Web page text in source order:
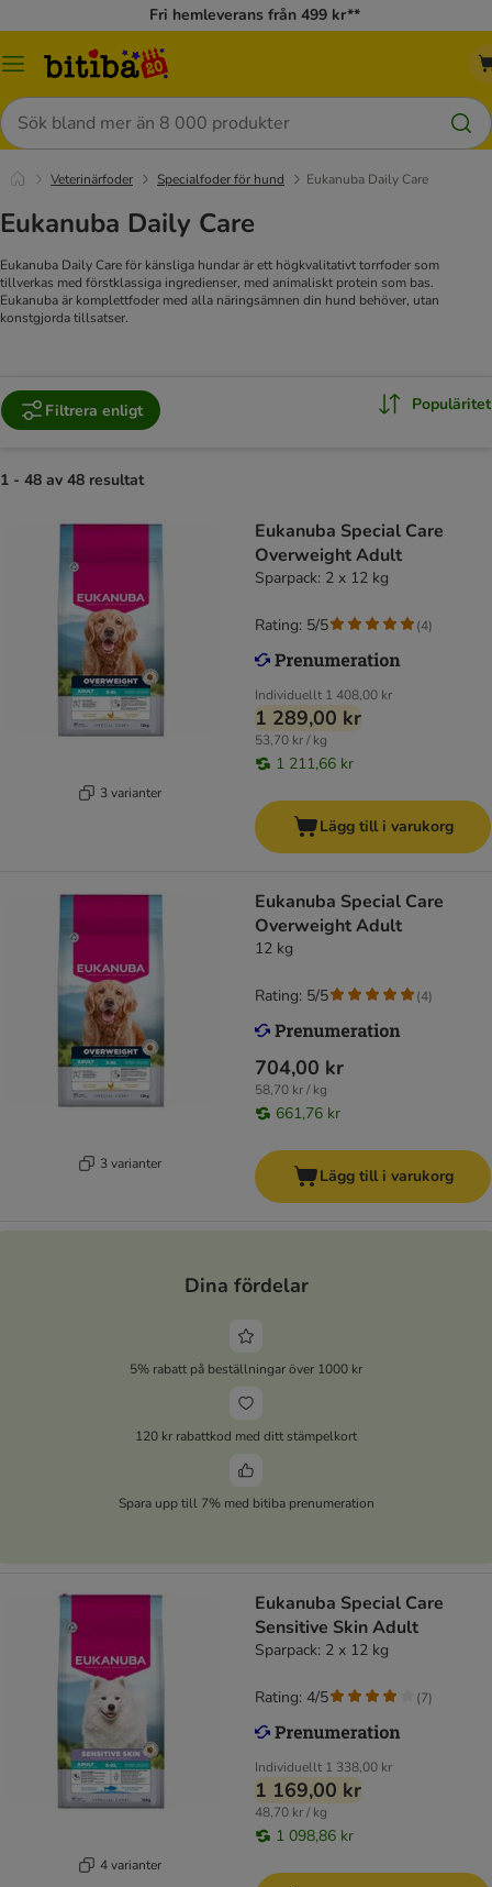
Fri hemleverans från 499 kr**
Meny
Sök
Veterinärfoder Specialfoder för hund Eukanuba Daily Care
Eukanuba Daily Care
Eukanuba Daily Care för känsliga hundar är ett högkvalitativt torrfoder som
tillverkas med förstklassiga ingredienser, med animaliskt protein som bas.
Eukanuba är komplettfoder med alla näringsämnen din hund behöver, utan
konstgjorda tillsatser.
Filtrera enligt Populäritet
1 - 48 av 48 resultat
3 varianter
Eukanuba Special Care
Overweight Adult
Sparpack: 2 x 12 kg
Individuellt 1 408,00 kr
1 289,00 kr
53,70 kr / kg
1 211,66 kr
Rating: 5/5 (4)
Lägg till i varukorg
3 varianter
Eukanuba Special Care
Overweight Adult
12 kg
704,00 kr
58,70 kr / kg
661,76 kr
Rating: 5/5 (4)
Lägg till i varukorg
Dina fördelar
5% rabatt på beställningar över 1000 kr
120 kr rabattkod med ditt stämpelkort
Spara upp till 7% med bitiba prenumeration
4 varianter
Eukanuba Special Care
Sensitive Skin Adult
Sparpack: 2 x 12 kg
Individuellt 1 338,00 kr
1 169,00 kr
48,70 kr / kg
1 098,86 kr
Rating: 4/5 (7)